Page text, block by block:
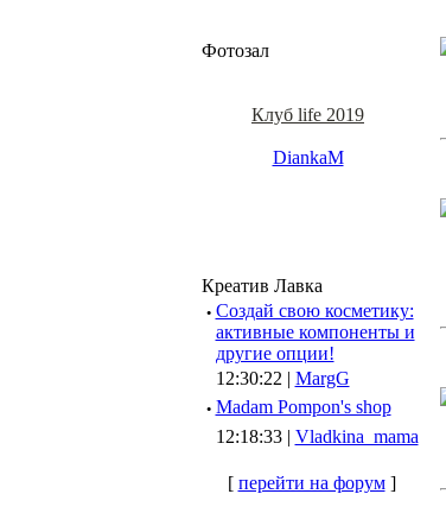
Фотозал
Клуб life 2019
DiankaM
Креатив Лавка
· Создай свою косметику:
активные компоненты и
другие опции!
12:30:22 | MargG
· Madam Pompon's shop
12:18:33 | Vladkina_mama
[ перейти на форум]